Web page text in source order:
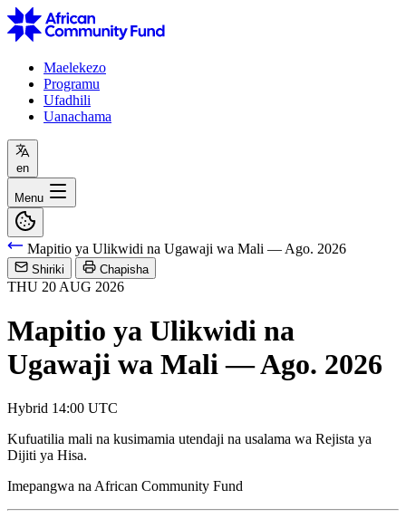
Maelekezo
Programu
Ufadhili
Uanachama
en
Menu
Mapitio ya Ulikwidi na Ugawaji wa Mali — Ago. 2026
Shiriki Chapisha
THU 20 AUG 2026
Mapitio ya Ulikwidi na
Ugawaji wa Mali — Ago. 2026
Hybrid 14:00 UTC
Kufuatilia mali na kusimamia utendaji na usalama wa Rejista ya
Dijiti ya Hisa.
Imepangwa naAfrican Community Fund